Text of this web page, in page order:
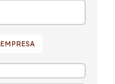
EMPRESA